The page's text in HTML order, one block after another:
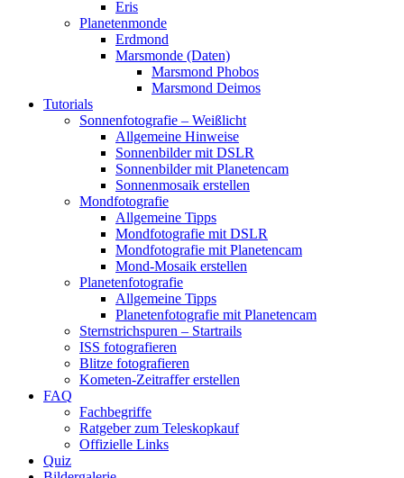
Eris
Planetenmonde
Erdmond
Marsmonde (Daten)
Marsmond Phobos
Marsmond Deimos
Tutorials
Sonnenfotografie – Weißlicht
Allgemeine Hinweise
Sonnenbilder mit DSLR
Sonnenbilder mit Planetencam
Sonnenmosaik erstellen
Mondfotografie
Allgemeine Tipps
Mondfotografie mit DSLR
Mondfotografie mit Planetencam
Mond-Mosaik erstellen
Planetenfotografie
Allgemeine Tipps
Planetenfotografie mit Planetencam
Sternstrichspuren – Startrails
ISS fotografieren
Blitze fotografieren
Kometen-Zeitraffer erstellen
FAQ
Fachbegriffe
Ratgeber zum Teleskopkauf
Offizielle Links
Quiz